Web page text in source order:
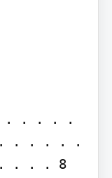
. . . . . .
. . . . .
. . . 8